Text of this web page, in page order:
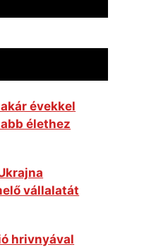
évekkel
élethez
vállalatát
hrivnyával